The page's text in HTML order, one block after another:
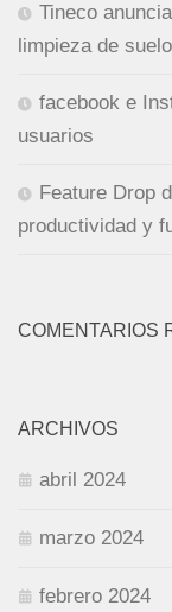
Tineco
limpieza de
facebook e
usuarios
Feature Drop
productividad y
COMENTARIOS
ARCHIVOS
abril 2024
marzo 2024
febrero 2024